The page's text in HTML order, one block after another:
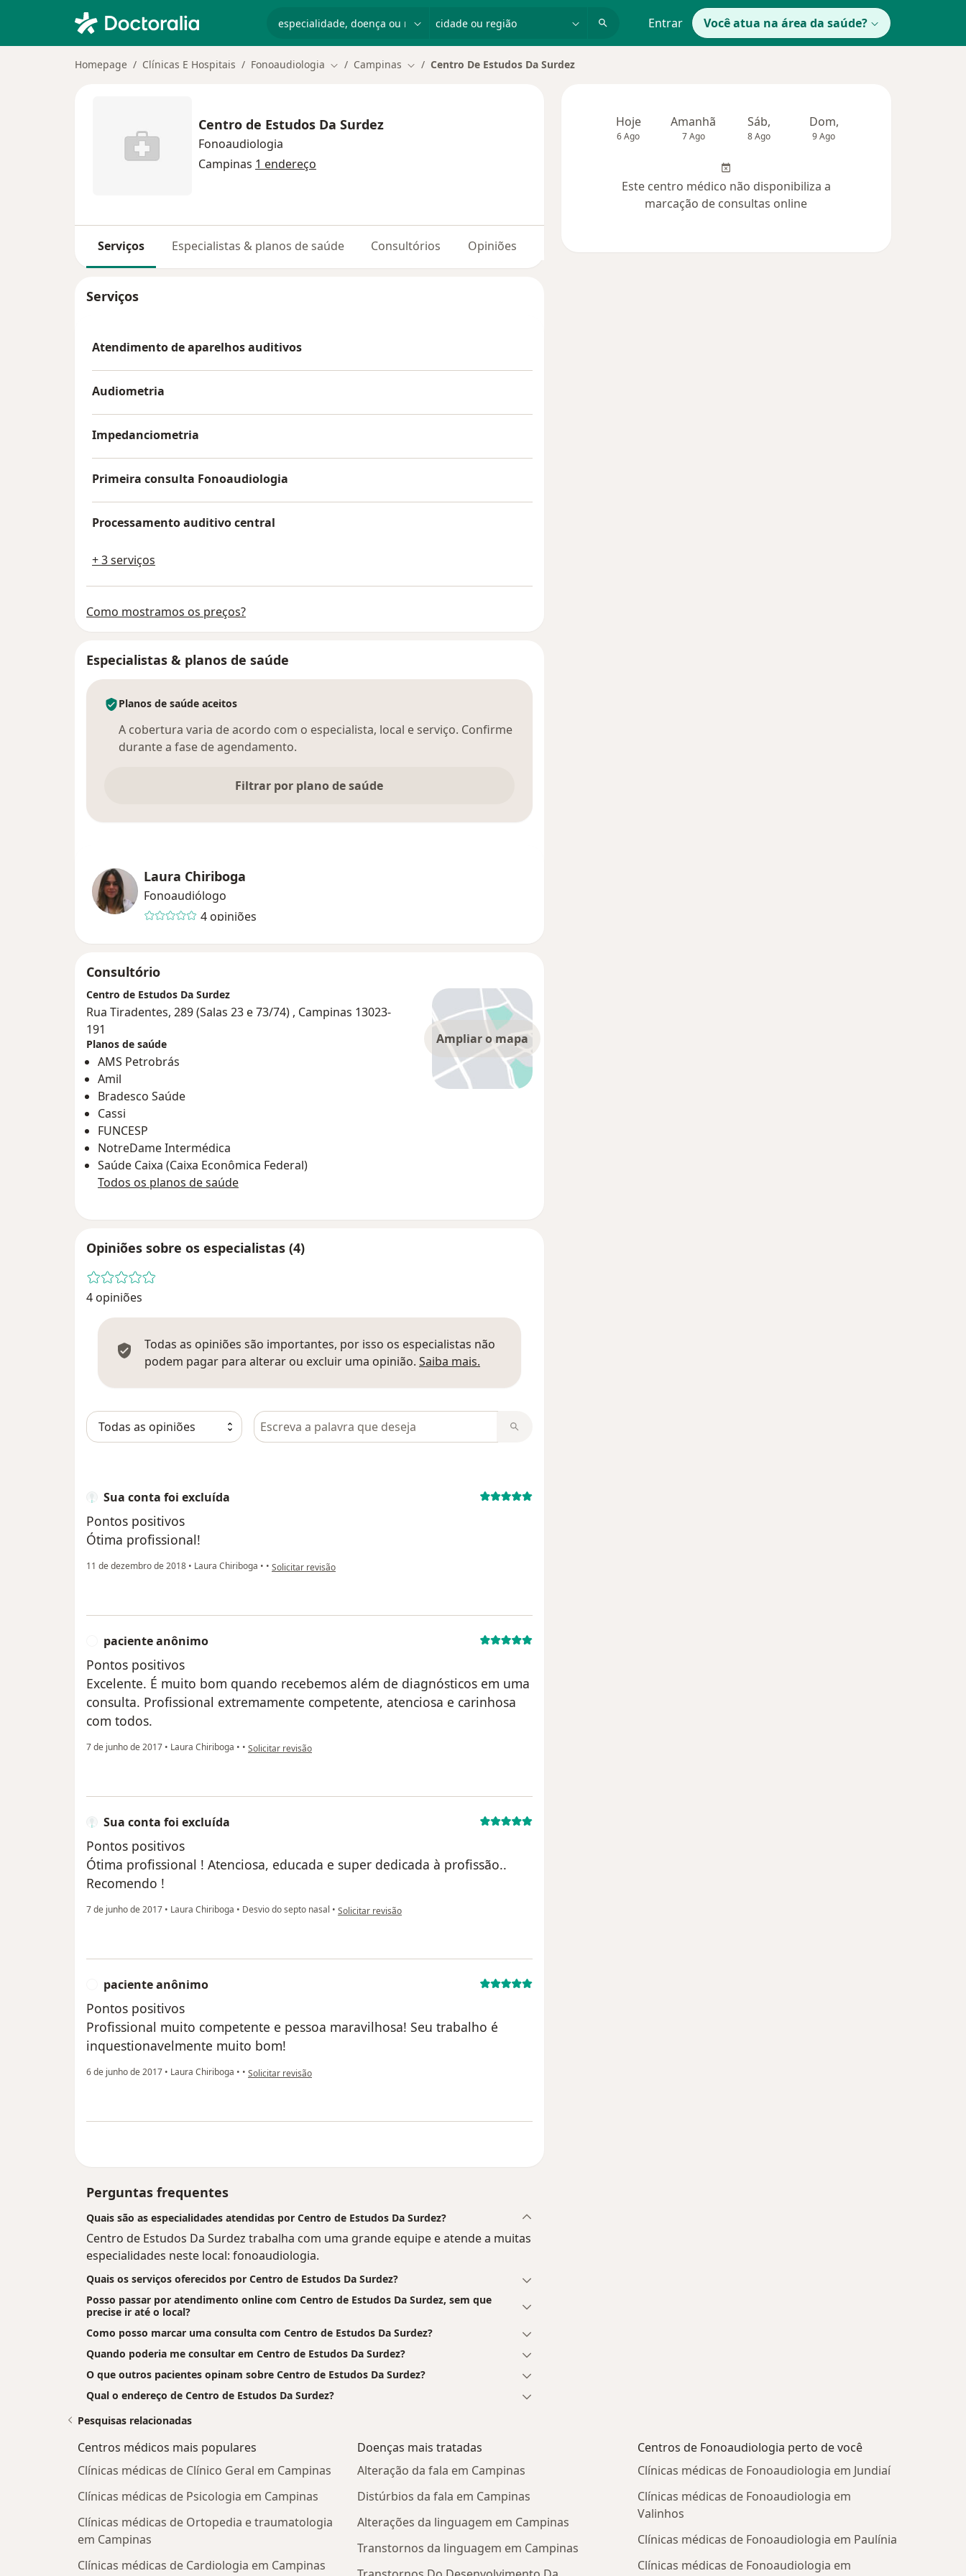
Entrar Você atua na área da saúde?
Homepage Clínicas E Hospitais Fonoaudiologia Mudar de cidade
Campinas Mudar de cidade
Centro De Estudos Da Surdez
Centro de Estudos Da Surdez
Fonoaudiologia
Campinas 1 endereço
Serviços Especialistas & planos de saúde Consultórios Opiniões
Serviços
Atendimento de aparelhos auditivos
Audiometria
Impedanciometria
Primeira consulta Fonoaudiologia
Processamento auditivo central
+ 3 serviços
Como mostramos os preços?
Especialistas & planos de saúde
Planos de saúde aceitos
A cobertura varia de acordo com o especialista, local e serviço. Confirme
durante a fase de agendamento.
Filtrar por plano de saúde
Laura Chiriboga
Fonoaudiólogo
4 opiniões
Consultório
Ampliar o mapa
Centro de Estudos Da Surdez
Rua Tiradentes, 289 (Salas 23 e 73/74) , Campinas 13023-
191
Planos de saúde
AMS Petrobrás
Amil
Bradesco Saúde
Cassi
FUNCESP
NotreDame Intermédica
Saúde Caixa (Caixa Econômica Federal)
Todos os planos de saúde
Opiniões sobre os especialistas (4)
4 opiniões
Todas as opiniões são importantes, por isso os especialistas não
podem pagar para alterar ou excluir uma opinião. Saiba mais.
Pesquisar em opiniões
Sua conta foi excluída
Pontos positivos
Ótima profissional!
11 de dezembro de 2018 • Laura Chiriboga • • na opinião do utilizador Sua conta foi excluída
Solicitar revisão
paciente anônimo
Pontos positivos
Excelente. É muito bom quando recebemos além de diagnósticos em uma
consulta. Profissional extremamente competente, atenciosa e carinhosa
com todos.
7 de junho de 2017 • Laura Chiriboga • • na opinião do utilizador paciente anônimo
Solicitar revisão
Sua conta foi excluída
Pontos positivos
Ótima profissional ! Atenciosa, educada e super dedicada à profissão..
Recomendo !
7 de junho de 2017 • Laura Chiriboga • Desvio do septo nasal • na opinião do utilizador Sua conta foi excluída
Solicitar revisão
paciente anônimo
Pontos positivos
Profissional muito competente e pessoa maravilhosa! Seu trabalho é
inquestionavelmente muito bom!
6 de junho de 2017 • Laura Chiriboga • • na opinião do utilizador paciente anônimo
Solicitar revisão
Perguntas frequentes
Quais são as especialidades atendidas por Centro de Estudos Da Surdez?
Centro de Estudos Da Surdez trabalha com uma grande equipe e atende a muitas
especialidades neste local: fonoaudiologia.
Quais os serviços oferecidos por Centro de Estudos Da Surdez?
Posso passar por atendimento online com Centro de Estudos Da Surdez, sem que
precise ir até o local?
Como posso marcar uma consulta com Centro de Estudos Da Surdez?
Quando poderia me consultar em Centro de Estudos Da Surdez?
O que outros pacientes opinam sobre Centro de Estudos Da Surdez?
Qual o endereço de Centro de Estudos Da Surdez?
Hoje
6 Ago
Amanhã
7 Ago
Sáb,
8 Ago
Dom,
9 Ago
Este centro médico não disponibiliza a
marcação de consultas online
Pesquisas relacionadas
Centros médicos mais populares
Clínicas médicas de Clínico Geral em Campinas
Clínicas médicas de Psicologia em Campinas
Clínicas médicas de Ortopedia e traumatologia
em Campinas
Clínicas médicas de Cardiologia em Campinas
Doenças mais tratadas
Alteração da fala em Campinas
Distúrbios da fala em Campinas
Alterações da linguagem em Campinas
Transtornos da linguagem em Campinas
Centros de Fonoaudiologia perto de você
Clínicas médicas de Fonoaudiologia em Jundiaí
Clínicas médicas de Fonoaudiologia em
Valinhos
Clínicas médicas de Fonoaudiologia em Paulínia
Clínicas médicas de Fonoaudiologia em